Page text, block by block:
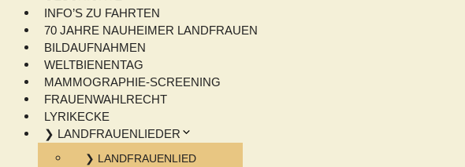
INFO’S ZU FAHRTEN
70 JAHRE NAUHEIMER LANDFRAUEN
BILDAUFNAHMEN
WELTBIENENTAG
MAMMOGRAPHIE-SCREENING
FRAUENWAHLRECHT
LYRIKECKE
❯ LANDFRAUENLIEDER
❯ LANDFRAUENLIED